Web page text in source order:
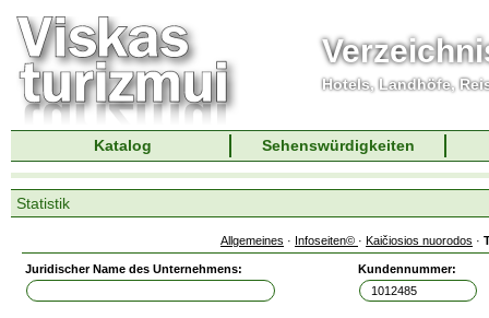
Hotels, Landhöfe,
Katalog Sehenswürdigkeiten
Statistik
Allgemeines · Infoseiten© · Kaičiosios nuorodos ·
Juridischer Name des Unternehmens: Kundennummer: